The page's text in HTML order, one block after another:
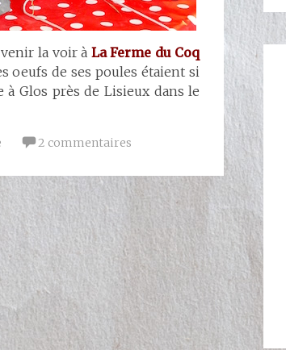
la voir à La Ferme du Coq
oeufs de ses poules étaient si
Glos près de Lisieux dans le
2 commentaires